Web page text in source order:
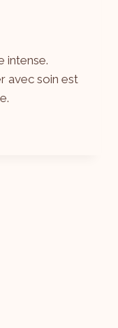
intense.
avec soin est